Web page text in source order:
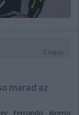
2 napja
marad az
Fernando Alonso